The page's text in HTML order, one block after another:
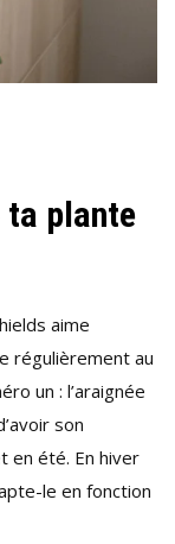
ta plante
aime
régulièrement au
un : l’araignée
son
en été. En hiver
le en fonction